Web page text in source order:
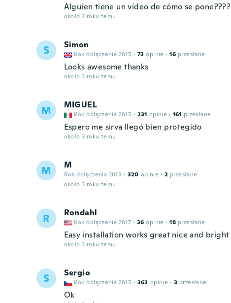
Alguien tiene un vídeo de cómo se pone????
około 2 roku temu
S Simon
Rok dołączenia 2015 · 73 opinie · 16 przesłane
Looks awesome thanks
około 3 roku temu
M MIGUEL
Rok dołączenia 2015 · 231 opinie · 161 przesłane
Espero me sirva llegó bien protegido
około 3 roku temu
M M
Rok dołączenia 2018 · 320 opinie · 2 przesłane
około 3 roku temu
R Rondahl
Rok dołączenia 2017 · 36 opinie · 18 przesłane
Easy installation works great nice and bright
około 3 roku temu
S Sergio
Rok dołączenia 2015 · 363 opinie · 3 przesłane
Ok